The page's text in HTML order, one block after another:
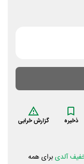
ذخیره گزارش خرابی
آلدیبرای همه